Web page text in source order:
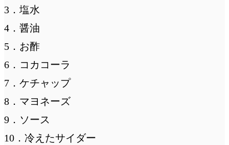
3．塩水
4．醤油
5．お酢
6．コカコーラ
7．ケチャップ
8．マヨネーズ
9．ソース
10．冷えたサイダー